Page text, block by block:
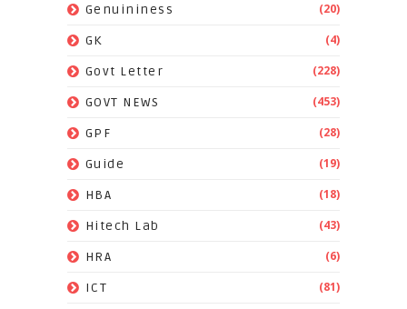
Genuininess (20)
GK (4)
Govt Letter (228)
GOVT NEWS (453)
GPF (28)
Guide (19)
HBA (18)
Hitech Lab (43)
HRA (6)
ICT (81)